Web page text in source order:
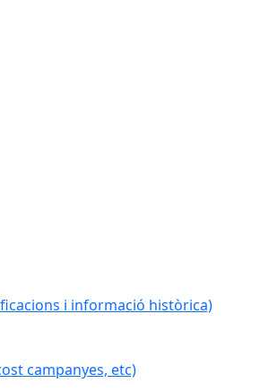
i informació històrica)
campanyes, etc)